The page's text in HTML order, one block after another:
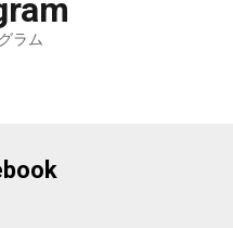
ラム